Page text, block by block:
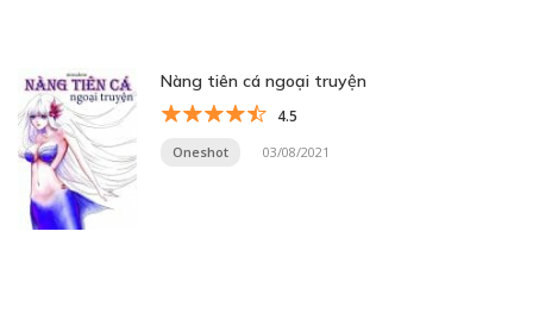
Nàng tiên cá ngoại truyện
4.5
Oneshot 03/08/2021